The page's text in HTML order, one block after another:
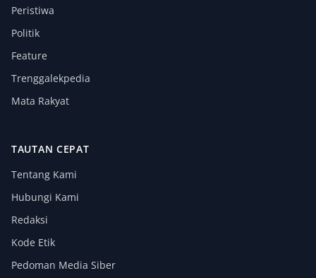
Peristiwa
Politik
Feature
Trenggalekpedia
Mata Rakyat
TAUTAN CEPAT
Tentang Kami
Hubungi Kami
Redaksi
Kode Etik
Pedoman Media Siber